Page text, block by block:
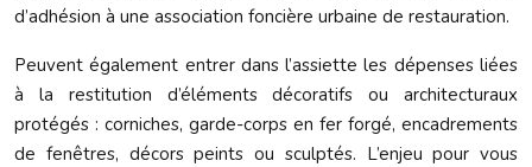
d’adhésion à une association foncière urbaine de restauration.
Peuvent également entrer dans l’assiette les dépenses liées
à la restitution d’éléments décoratifs ou architecturaux
protégés : corniches, garde-corps en fer forgé, encadrements
de fenêtres, décors peints ou sculptés. L’enjeu pour vous